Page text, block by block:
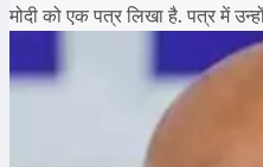
मोदी को एक पत्र लिखा है. पत्र में